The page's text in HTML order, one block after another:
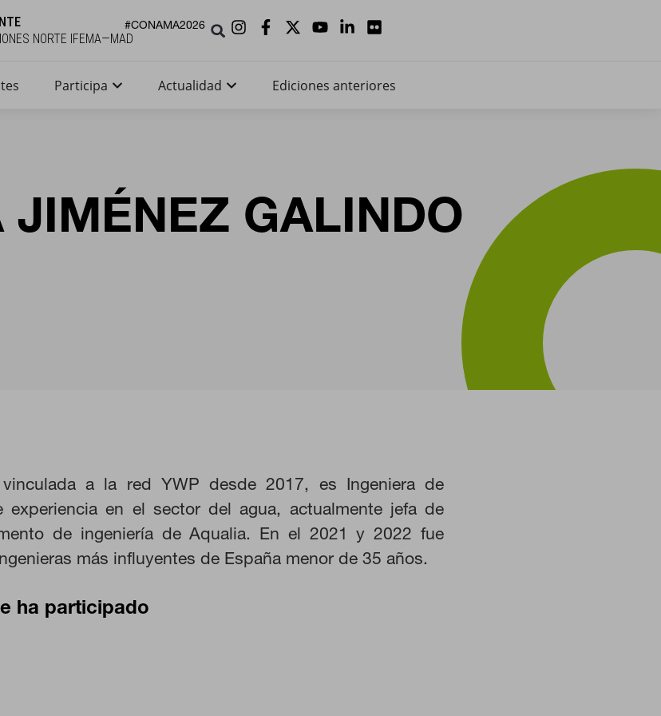
NORTE IFEMA—MAD
#CONAMA2026
Participa Actualidad Ediciones anteriores
JIMÉNEZ GALINDO
a la red YWP desde 2017, es Ingeniera de
en el sector del agua, actualmente jefa de
de ingeniería de Aqualia. En el 2021 y 2022 fue
más influyentes de España menor de 35 años.
ha participado
web funcione y no se pueden desactivar en nuestros sistemas. Puede configurar su
cookies, pero alguna áreas del sitio no funcionarán. Estas cookies no almacenan ninguna
y fuentes de tráfico para poder evaluar el rendimiento de nuestro sitio y mejorarlo. Nos
visitadas, y cómo los visitantes navegan por el sitio. Toda la información que recogen
anónima.